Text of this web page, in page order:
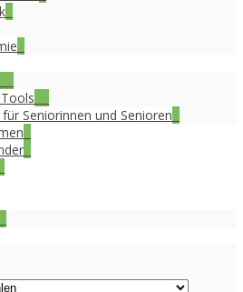
Seniorinnen und Senioren